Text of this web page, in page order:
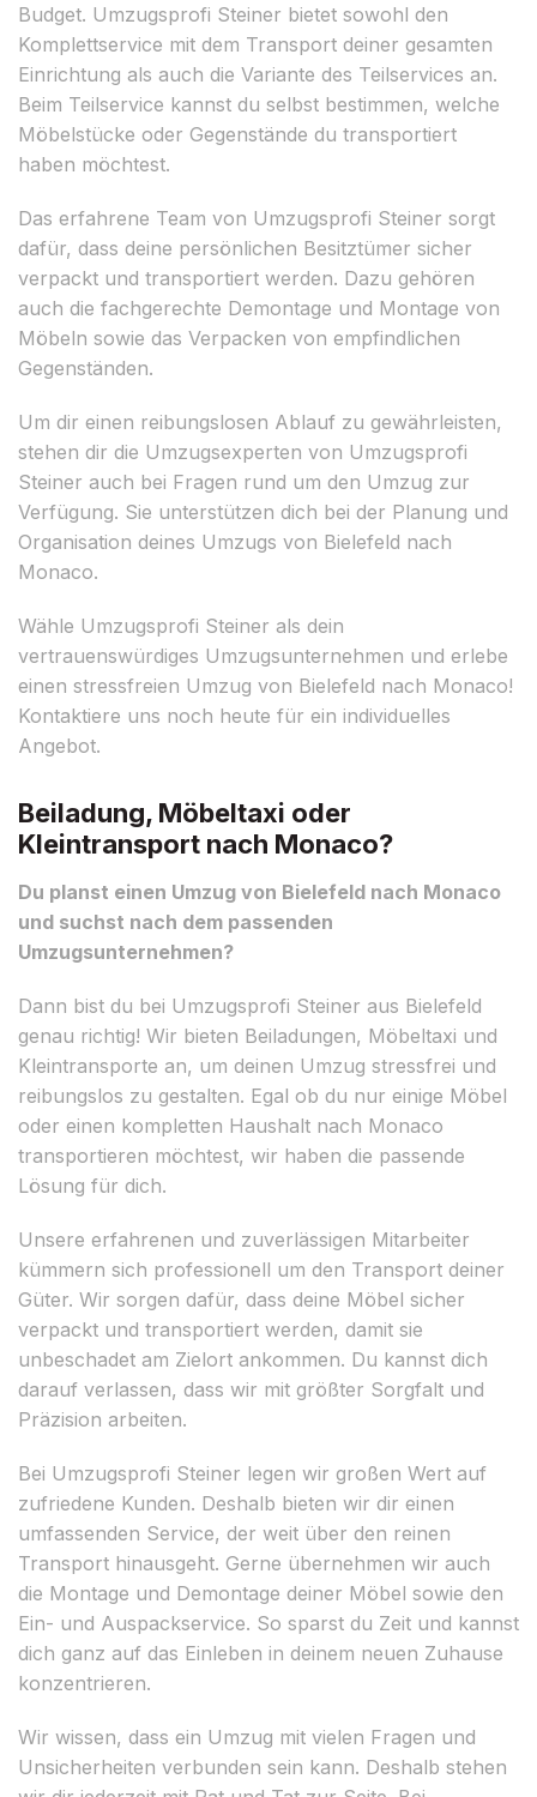
Budget. Umzugsprofi Steiner bietet sowohl den
Komplettservice mit dem Transport deiner gesamten
Einrichtung als auch die Variante des Teilservices an.
Beim Teilservice kannst du selbst bestimmen, welche
Möbelstücke oder Gegenstände du transportiert
haben möchtest.
Das erfahrene Team von Umzugsprofi Steiner sorgt
dafür, dass deine persönlichen Besitztümer sicher
verpackt und transportiert werden. Dazu gehören
auch die fachgerechte Demontage und Montage von
Möbeln sowie das Verpacken von empfindlichen
Gegenständen.
Um dir einen reibungslosen Ablauf zu gewährleisten,
stehen dir die Umzugsexperten von Umzugsprofi
Steiner auch bei Fragen rund um den Umzug zur
Verfügung. Sie unterstützen dich bei der Planung und
Organisation deines Umzugs von Bielefeld nach
Monaco.
Wähle Umzugsprofi Steiner als dein
vertrauenswürdiges Umzugsunternehmen und erlebe
einen stressfreien Umzug von Bielefeld nach Monaco!
Kontaktiere uns noch heute für ein individuelles
Angebot.
Beiladung, Möbeltaxi oder
Kleintransport nach Monaco?
Du planst einen Umzug von Bielefeld nach Monaco
und suchst nach dem passenden
Umzugsunternehmen?
Dann bist du bei Umzugsprofi Steiner aus Bielefeld
genau richtig! Wir bieten Beiladungen, Möbeltaxi und
Kleintransporte an, um deinen Umzug stressfrei und
reibungslos zu gestalten. Egal ob du nur einige Möbel
oder einen kompletten Haushalt nach Monaco
transportieren möchtest, wir haben die passende
Lösung für dich.
Unsere erfahrenen und zuverlässigen Mitarbeiter
kümmern sich professionell um den Transport deiner
Güter. Wir sorgen dafür, dass deine Möbel sicher
verpackt und transportiert werden, damit sie
unbeschadet am Zielort ankommen. Du kannst dich
darauf verlassen, dass wir mit größter Sorgfalt und
Präzision arbeiten.
Bei Umzugsprofi Steiner legen wir großen Wert auf
zufriedene Kunden. Deshalb bieten wir dir einen
umfassenden Service, der weit über den reinen
Transport hinausgeht. Gerne übernehmen wir auch
die Montage und Demontage deiner Möbel sowie den
Ein- und Auspackservice. So sparst du Zeit und kannst
dich ganz auf das Einleben in deinem neuen Zuhause
konzentrieren.
Wir wissen, dass ein Umzug mit vielen Fragen und
Unsicherheiten verbunden sein kann. Deshalb stehen